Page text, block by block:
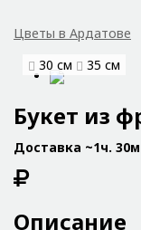
Цветы в Ардатове
30 см
35 см
Букет из
Доставка ~1ч.
Описание